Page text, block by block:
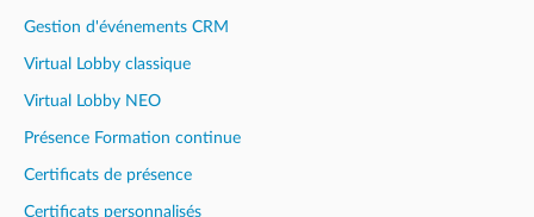
Gestion d'événements CRM
Virtual Lobby classique
Virtual Lobby NEO
Présence Formation continue
Certificats de présence
Certificats personnalisés